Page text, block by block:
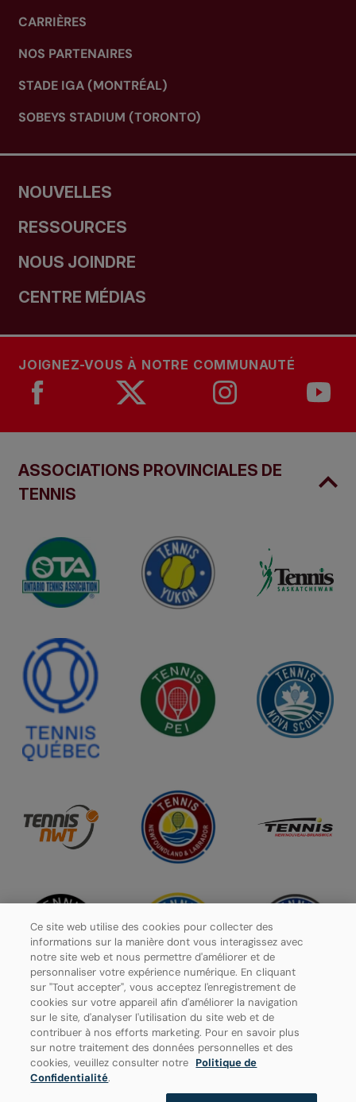
CARRIÈRES
NOS PARTENAIRES
STADE IGA (MONTRÉAL)
SOBEYS STADIUM (TORONTO)
NOUVELLES
RESSOURCES
NOUS JOINDRE
CENTRE MÉDIAS
JOIGNEZ-VOUS À NOTRE COMMUNAUTÉ
ASSOCIATIONS PROVINCIALES DE
TENNIS
Politique de confidentialité
Paramètres des cookies
Ce site web utilise des cookies pour collecter des
informations sur la manière dont vous interagissez avec
notre site web et nous permettre d'améliorer et de
personnaliser votre expérience numérique. En cliquant
sur "Tout accepter", vous acceptez l'enregistrement de
cookies sur votre appareil afin d'améliorer la navigation
sur le site, d'analyser l'utilisation du site web et de
contribuer à nos efforts marketing. Pour en savoir plus
sur notre traitement des données personnelles et des
cookies, veuillez consulter notre Politique de
Confidentialité.